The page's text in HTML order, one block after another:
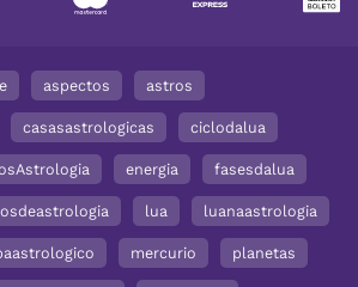
aspectos astros
casasastrologicas ciclodalua
energia fasesdalua
lua luanaastrologia
mercurio planetas